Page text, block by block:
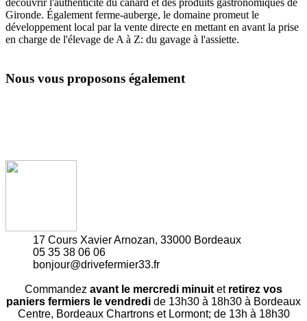
Gironde. Également ferme-auberge, le domaine promeut le
développement local par la vente directe en mettant en avant la prise
en charge de l'élevage de A à Z: du gavage à l'assiette.
Nous vous proposons également
17 Cours Xavier Arnozan, 33000 Bordeaux
05 35 38 06 06
bonjour@drivefermier33.fr
Commandez avant le mercredi minuit et retirez vos
paniers fermiers le vendredi de 13h30 à 18h30 à Bordeaux
Centre, Bordeaux Chartrons et Lormont; de 13h à 18h30